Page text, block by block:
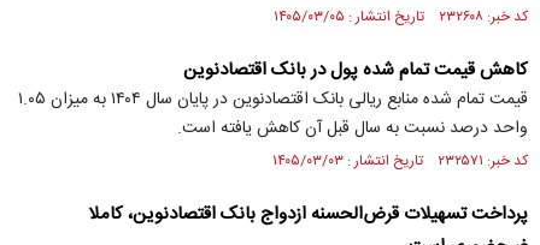
کد خبر: ۲۳۲۶۰۸ تاریخ انتشار : ۱۴۰۵/۰۳/۰۵
کاهش قیمت تمام شده پول در بانک اقتصادنوین
قیمت تمام شده منابع ریالی بانک اقتصادنوین در پایان سال ۱۴۰۴ به میزان ۱.۰۵
واحد درصد نسبت به سال قبل آن کاهش یافته است.
کد خبر: ۲۳۲۵۷۱ تاریخ انتشار : ۱۴۰۵/۰۳/۰۳
پرداخت تسهیلات قرض‌الحسنه ازدواج بانک اقتصادنوین، کاملا